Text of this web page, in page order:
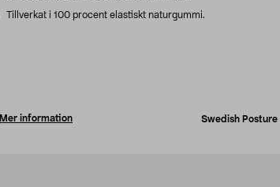
Tillverkat i 100 procent elastiskt naturgummi.
Mer information Swedish Posture